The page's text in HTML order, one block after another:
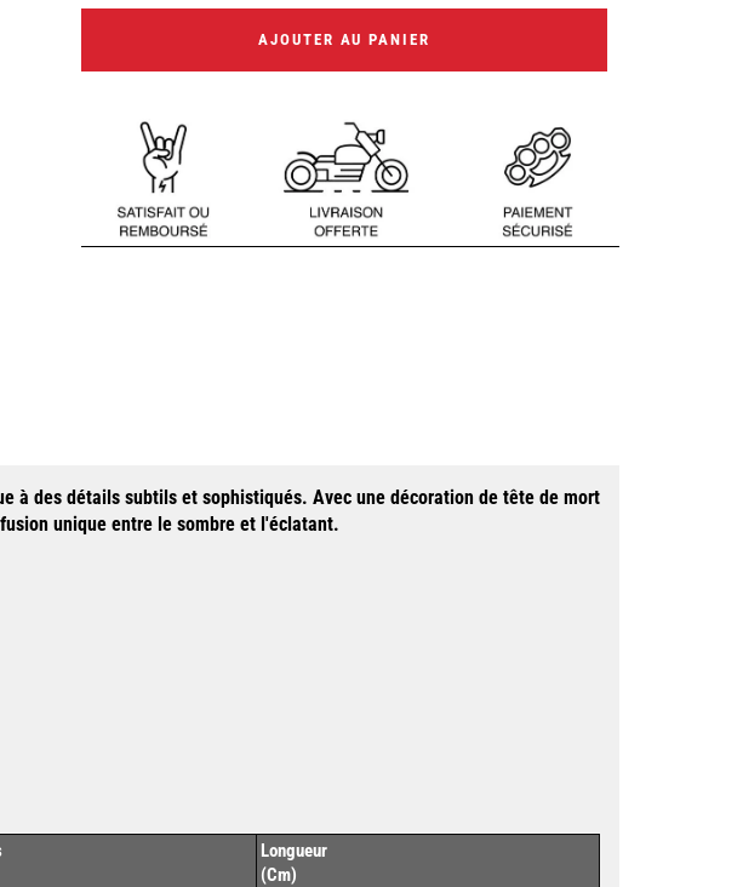
AJOUTER AU PANIER
à des détails subtils et sophistiqués. Avec une décoration de tête de mort
unique entre le sombre et l'éclatant.
Longueur
(Cm)